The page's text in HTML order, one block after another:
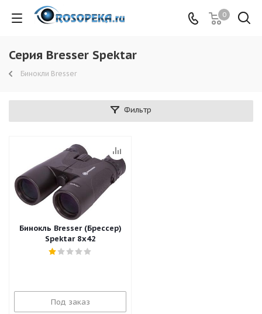
0
Серия Bresser Spektar
Бинокли Bresser
Фильтр
Бинокль Bresser (Брессер)
Spektar 8x42
Под заказ